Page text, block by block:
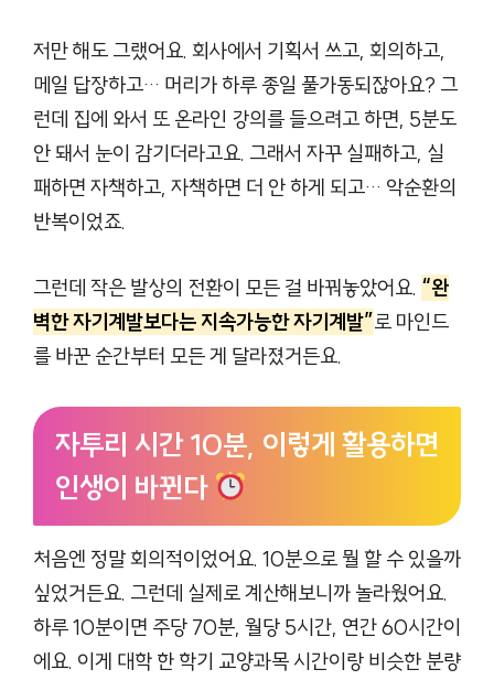
저만 해도 그랬어요. 회사에서 기획서 쓰고, 회의하고,
메일 답장하고… 머리가 하루 종일 풀가동되잖아요? 그
런데 집에 와서 또 온라인 강의를 들으려고 하면, 5분도
안 돼서 눈이 감기더라고요. 그래서 자꾸 실패하고, 실
패하면 자책하고, 자책하면 더 안 하게 되고… 악순환의
반복이었죠.
그런데 작은 발상의 전환이 모든 걸 바꿔놓았어요. “완
벽한 자기계발보다는 지속가능한 자기계발”로 마인드
를 바꾼 순간부터 모든 게 달라졌거든요.
자투리 시간 10분, 이렇게 활용하면
인생이 바뀐다
처음엔 정말 회의적이었어요. 10분으로 뭘 할 수 있을까
싶었거든요. 그런데 실제로 계산해보니까 놀라웠어요.
하루 10분이면 주당 70분, 월당 5시간, 연간 60시간이
에요. 이게 대학 한 학기 교양과목 시간이랑 비슷한 분량